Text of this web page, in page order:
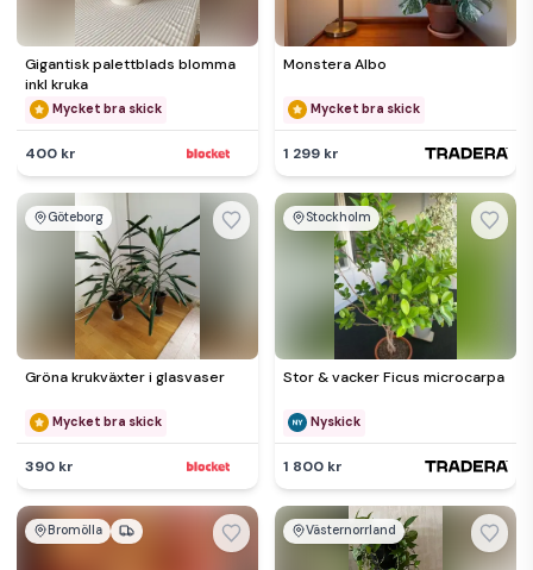
Gigantisk palettblads blomma
inkl kruka
Mycket bra skick
400 kr
Monstera Albo
Mycket bra skick
1 299 kr
Göteborg
Gröna krukväxter i glasvaser
Mycket bra skick
390 kr
Stockholm
Stor & vacker Ficus microcarpa
Nyskick
1 800 kr
Bromölla Västernorrland